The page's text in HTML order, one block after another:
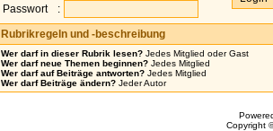
Passwort
:
Rubrikregeln und -beschreibung
Wer darf in dieser Rubrik lesen? Jedes Mitglied oder Gast
Wer darf neue Themen beginnen? Jedes Mitglied
Wer darf auf Beiträge antworten? Jedes Mitglied
Wer darf Beiträge ändern? Jeder Autor
Copyright